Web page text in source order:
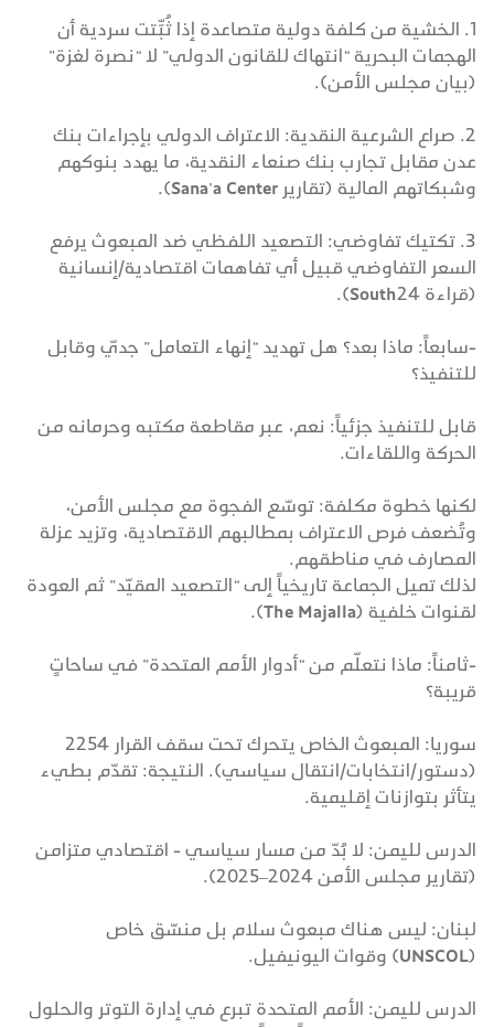
1. الخشية من كلفة دولية متصاعدة إذا ثُبِّتت سردية أن
الهجمات البحرية “انتهاك للقانون الدولي” لا “نصرة لغزة”
(بيان مجلس الأمن).
2. صراع الشرعية النقدية: الاعتراف الدولي بإجراءات بنك
عدن مقابل تجارب بنك صنعاء النقدية، ما يهدد بنوكهم
وشبكاتهم المالية (تقارير Sana’a Center).
3. تكتيك تفاوضي: التصعيد اللفظي ضد المبعوث يرفع
السعر التفاوضي قبيل أي تفاهمات اقتصادية/إنسانية
(قراءة South24).
-سابعاً: ماذا بعد؟ هل تهديد “إنهاء التعامل” جديّ وقابل
للتنفيذ؟
قابل للتنفيذ جزئياً: نعم، عبر مقاطعة مكتبه وحرمانه من
الحركة واللقاءات.
لكنها خطوة مكلفة: توسّع الفجوة مع مجلس الأمن،
وتُضعف فرص الاعتراف بمطالبهم الاقتصادية، وتزيد عزلة
المصارف في مناطقهم.
لذلك تميل الجماعة تاريخياً إلى “التصعيد المقيّد” ثم العودة
لقنوات خلفية (The Majalla).
-ثامناً: ماذا نتعلّم من “أدوار الأمم المتحدة” في ساحاتٍ
قريبة؟
سوريا: المبعوث الخاص يتحرك تحت سقف القرار 2254
(دستور/انتخابات/انتقال سياسي). النتيجة: تقدّم بطيء
يتأثر بتوازنات إقليمية.
الدرس لليمن: لا بُدّ من مسار سياسي - اقتصادي متزامن
(تقارير مجلس الأمن 2024–2025).
لبنان: ليس هناك مبعوث سلام بل منسّق خاص
(UNSCOL) وقوات اليونيفيل.
الدرس لليمن: الأمم المتحدة تبرع في إدارة التوتر والحلول